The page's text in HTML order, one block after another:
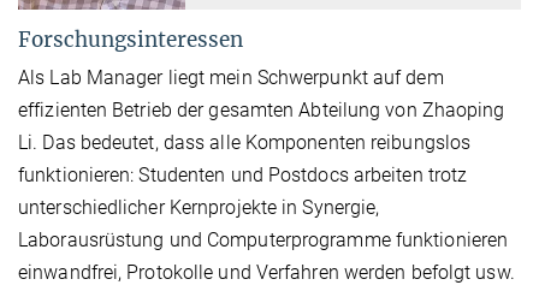
Forschungsinteressen
Als Lab Manager liegt mein Schwerpunkt auf dem
effizienten Betrieb der gesamten Abteilung von Zhaoping
Li. Das bedeutet, dass alle Komponenten reibungslos
funktionieren: Studenten und Postdocs arbeiten trotz
unterschiedlicher Kernprojekte in Synergie,
Laborausrüstung und Computerprogramme funktionieren
einwandfrei, Protokolle und Verfahren werden befolgt usw.